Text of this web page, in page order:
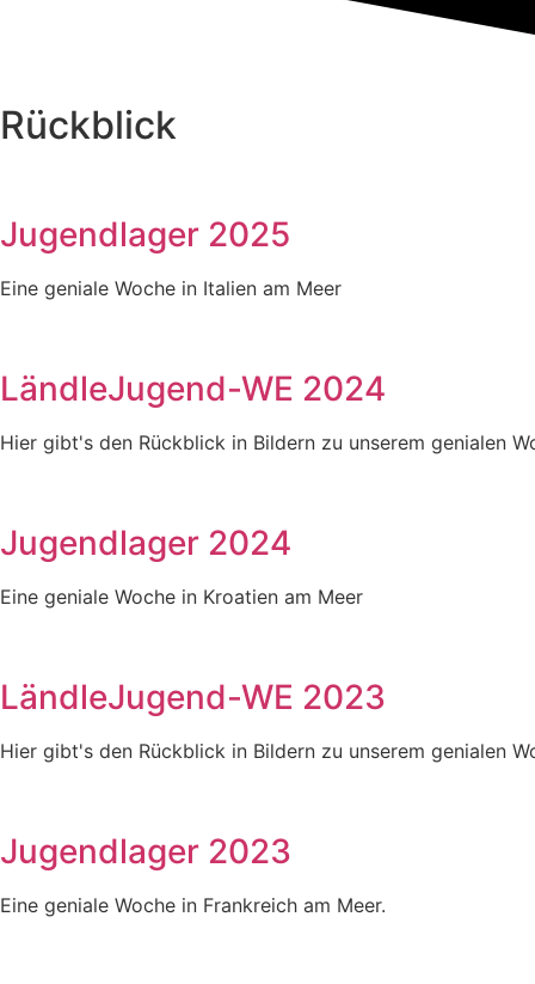
Rückblick
Jugendlager 2025
Eine geniale Woche in Italien am Meer
LändleJugend-WE 2024
Hier gibt's den Rückblick in Bildern zu unserem genialen
Jugendlager 2024
Eine geniale Woche in Kroatien am Meer
LändleJugend-WE 2023
Hier gibt's den Rückblick in Bildern zu unserem genialen
Jugendlager 2023
Eine geniale Woche in Frankreich am Meer.